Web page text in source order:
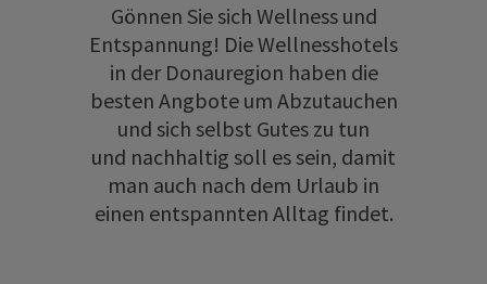
Gönnen Sie sich Wellness und
Entspannung! Die Wellnesshotels
in der Donauregion haben die
besten Angbote um Abzutauchen
und sich selbst Gutes zu tun
und nachhaltig soll es sein, damit
man auch nach dem Urlaub in
einen entspannten Alltag findet.